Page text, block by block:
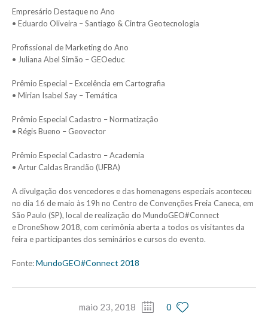
Empresário Destaque no Ano
• Eduardo Oliveira – Santiago & Cintra Geotecnologia
Profissional de Marketing do Ano
• Juliana Abel Simão – GEOeduc
Prêmio Especial – Excelência em Cartografia
• Mirian Isabel Say – Temática
Prêmio Especial Cadastro – Normatização
• Régis Bueno – Geovector
Prêmio Especial Cadastro – Academia
• Artur Caldas Brandão (UFBA)
A divulgação dos vencedores e das homenagens especiais aconteceu
no dia 16 de maio às 19h no Centro de Convenções Freia Caneca, em
São Paulo (SP), local de realização do MundoGEO#Connect
e DroneShow 2018, com cerimônia aberta a todos os visitantes da
feira e participantes dos seminários e cursos do evento.
Fonte:MundoGEO#Connect 2018
maio 23, 2018 0